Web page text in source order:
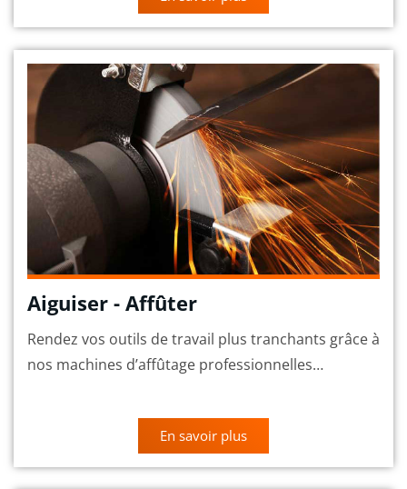
Aiguiser - Affûter
Rendez vos outils de travail plus tranchants grâce à
nos machines d’affûtage professionnelles…
En savoir plus